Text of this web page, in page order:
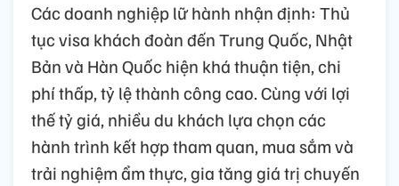
Các doanh nghiệp lữ hành nhận định: Thủ
tục visa khách đoàn đến Trung Quốc, Nhật
Bản và Hàn Quốc hiện khá thuận tiện, chi
phí thấp, tỷ lệ thành công cao. Cùng với lợi
thế tỷ giá, nhiều du khách lựa chọn các
hành trình kết hợp tham quan, mua sắm và
trải nghiệm ẩm thực, gia tăng giá trị chuyến